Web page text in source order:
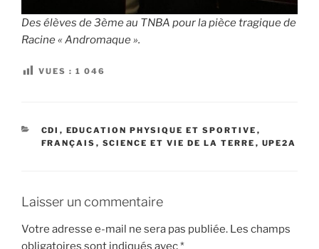
Des élèves de 3ème au TNBA pour la pièce tragique de
Racine « Andromaque ».
VUES : 1 046
CATÉGORIES
CDI , EDUCATION PHYSIQUE ET SPORTIVE ,
FRANÇAIS , SCIENCE ET VIE DE LA TERRE , UPE2A
Laisser un commentaire
Votre adresse e-mail ne sera pas publiée. Les champs
obligatoires sont indiqués avec*